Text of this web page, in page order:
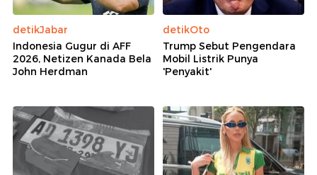
detikJabar
Indonesia Gugur di AFF
2026, Netizen Kanada Bela
John Herdman
detikOto
Trump Sebut Pengendara
Mobil Listrik Punya
'Penyakit'